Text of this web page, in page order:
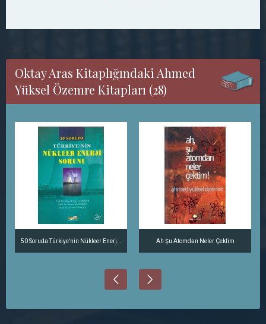
Oktay Aras Kitaplığındaki Ahmed
Yüksel Özemre Kitapları (28)
Ah Şu Atomdan Neler Çektim